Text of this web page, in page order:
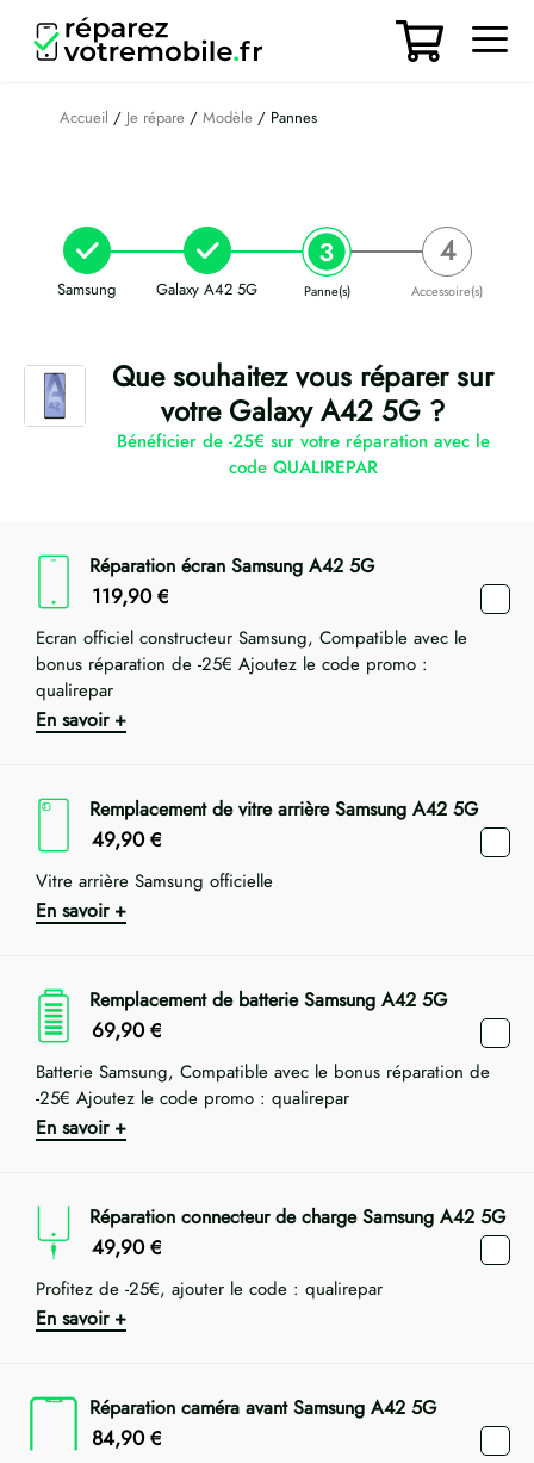
contenu
Accueil / Je répare / Modèle / Pannes
Samsung Galaxy A42 5G Panne(s) Accessoire(s)
Que souhaitez vous réparer sur
votre Galaxy A42 5G ?
Bénéficier de -25€ sur votre réparation avec le
code QUALIREPAR
Réparation écran Samsung A42 5G
119,90 €
Ecran officiel constructeur Samsung, Compatible avec le
bonus réparation de -25€ Ajoutez le code promo :
qualirepar
En savoir +
Remplacement de vitre arrière Samsung A42 5G
49,90 €
Vitre arrière Samsung officielle
En savoir +
Remplacement de batterie Samsung A42 5G
69,90 €
Batterie Samsung, Compatible avec le bonus réparation de
-25€ Ajoutez le code promo : qualirepar
En savoir +
Réparation connecteur de charge Samsung A42 5G
49,90 €
Profitez de -25€, ajouter le code : qualirepar
En savoir +
Réparation caméra avant Samsung A42 5G
84,90 €